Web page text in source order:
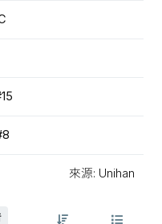
來源: Unihan